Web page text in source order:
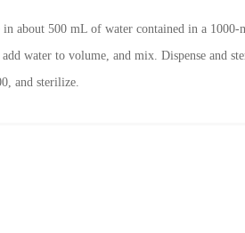
about 500 mL of water contained in a
water to volume, and mix. Dispense and
and sterilize.